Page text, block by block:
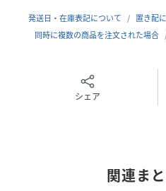
■水洗いにより多少縮みます。
■塩素系漂白剤が入った洗剤や
■床面の材質により色移りする
気を入れ替え色移りを点検して
らかく、低いと硬く感じること
発送日・在庫表記について 置き配
同時に複数の商品を注文された場合
シェア
関連ま